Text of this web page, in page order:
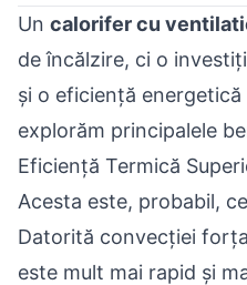
Un calorifer cu
de încălzire, ci o
și o eficiență energetică
explorăm principalele
Eficiență Termică
Acesta este, probabil,
Datorită convecției
este mult mai rapid și